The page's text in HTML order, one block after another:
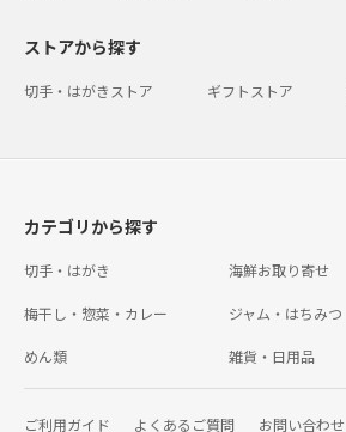
ストアから探す
切手・はがきストア ギフトストア
カテゴリから探す
切手・はがき 海鮮お取り寄せ
梅干し・惣菜・カレー ジャム・はちみつ
めん類 雑貨・日用品
ご利用ガイド よくあるご質問 お問い合わせ